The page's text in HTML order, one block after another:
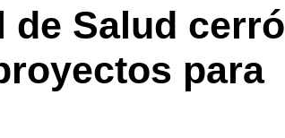
de Salud cerró
para